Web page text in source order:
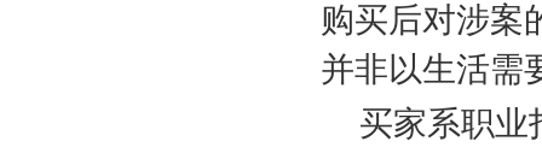
购买后对涉案
并非以生活需
买家系职业